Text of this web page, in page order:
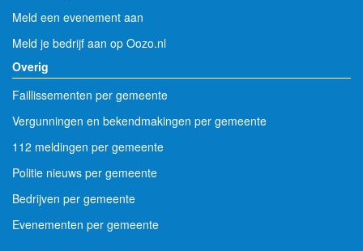
Meld een evenement aan
Meld je bedrijf aan op Oozo.nl
Overig
Faillissementen per gemeente
Vergunningen en bekendmakingen per gemeente
112 meldingen per gemeente
Politie nieuws per gemeente
Bedrijven per gemeente
Evenementen per gemeente